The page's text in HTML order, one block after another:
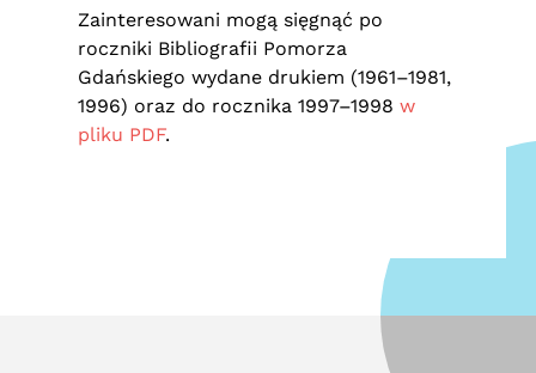
Zainteresowani mogą sięgnąć po
roczniki Bibliografii Pomorza
Gdańskiego wydane drukiem (1961–1981,
1996) oraz do rocznika 1997–1998 w
pliku PDF.